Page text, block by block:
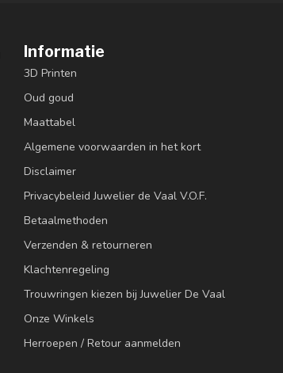
Informatie
3D Printen
Oud goud
Maattabel
Algemene voorwaarden in het kort
Disclaimer
Privacybeleid Juwelier de Vaal V.O.F.
Betaalmethoden
Verzenden & retourneren
Klachtenregeling
Trouwringen kiezen bij Juwelier De Vaal
Onze Winkels
Herroepen / Retour aanmelden